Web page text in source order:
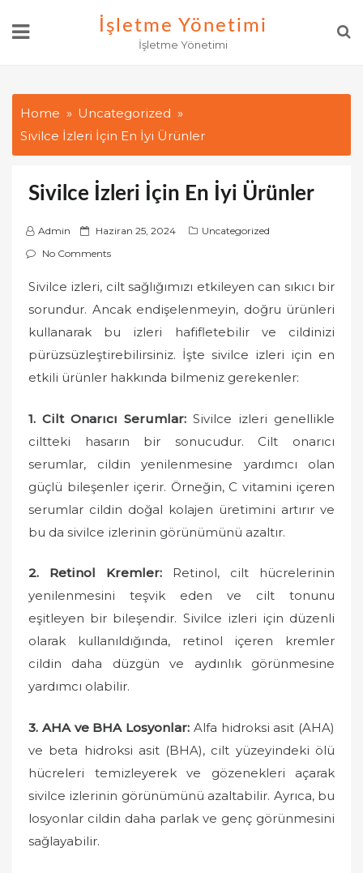
İşletme Yönetimi
İşletme Yönetimi
Home
Uncategorized
Sivilce İzleri İçin En İyi Ürünler
Sivilce İzleri İçin En İyi Ürünler
Admin
P
o
t
d
Haziran 25, 2024
Uncategorized
No Comments
Sivilce izleri, cilt sağlığımızı etkileyen can sıkıcı bir
sorundur. Ancak endişelenmeyin, doğru ürünleri
kullanarak bu izleri hafifletebilir ve cildinizi
pürüzsüzleştirebilirsiniz. İşte sivilce izleri için en
etkili ürünler hakkında bilmeniz gerekenler:
1. Cilt Onarıcı Serumlar: Sivilce izleri genellikle
ciltteki hasarın bir sonucudur. Cilt onarıcı
serumlar, cildin yenilenmesine yardımcı olan
güçlü bileşenler içerir. Örneğin, C vitamini içeren
serumlar cildin doğal kolajen üretimini artırır ve
bu da sivilce izlerinin görünümünü azaltır.
2. Retinol Kremler: Retinol, cilt hücrelerinin
yenilenmesini teşvik eden ve cilt tonunu
eşitleyen bir bileşendir. Sivilce izleri için düzenli
olarak kullanıldığında, retinol içeren kremler
cildin daha düzgün ve aydınlık görünmesine
yardımcı olabilir.
3. AHA ve BHA Losyonlar: Alfa hidroksi asit (AHA)
ve beta hidroksi asit (BHA), cilt yüzeyindeki ölü
hücreleri temizleyerek ve gözenekleri açarak
sivilce izlerinin görünümünü azaltabilir. Ayrıca, bu
losyonlar cildin daha parlak ve genç görünmesini
sağlayabilir.